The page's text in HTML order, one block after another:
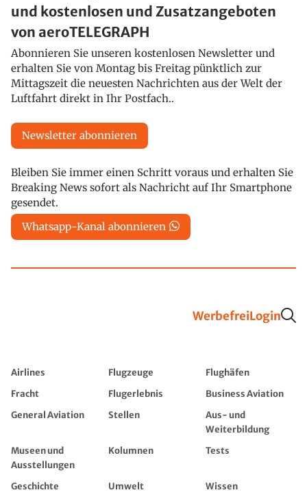
und kostenlosen und Zusatzangeboten
von aeroTELEGRAPH
Abonnieren Sie unseren kostenlosen Newsletter und
erhalten Sie von Montag bis Freitag pünktlich zur
Mittagszeit die neuesten Nachrichten aus der Welt der
Luftfahrt direkt in Ihr Postfach..
Newsletter abonnieren
Bleiben Sie immer einen Schritt voraus und erhalten Sie
Breaking News sofort als Nachricht auf Ihr Smartphone
gesendet.
Whatsapp-Kanal abonnieren
WerbefreiLogin
Airlines Flugzeuge
Flughäfen
Fracht
Flugerlebnis
Business Aviation
General Aviation
Stellen
Aus- und
Weiterbildung
Museen und
Ausstellungen
Kolumnen Tests
Geschichte Umwelt
Wissen